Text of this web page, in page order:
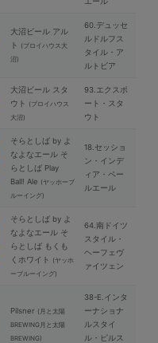
⼤沼ビール アル
ト (ブロイハウス⼤
沼)
60.デュッセ
ルドルフス
タイル・ア
ルトビア
⼤沼ビール スタ
ウト (ブロイハウス
⼤沼)
93.エクスポ
ート・スタ
ウト
そらとしば by よ
なよなエール そ
らとしば Play
Ball! Ale (ヤッホーブ
ルーイング)
18.セッショ
ン・インデ
ィア・ペー
ルエール
そらとしば by よ
なよなエール そ
らとしば もくも
くホワイト (ヤッホ
ーブルーイング)
64.南ドイツ
スタイル・
ヘーフェヴ
ァイツェン
Pilsner (⽉と太陽
BREWING⽉と太陽
BREWING)
38-E.インタ
ーナショナ
ルスタイ
ル・ピルス